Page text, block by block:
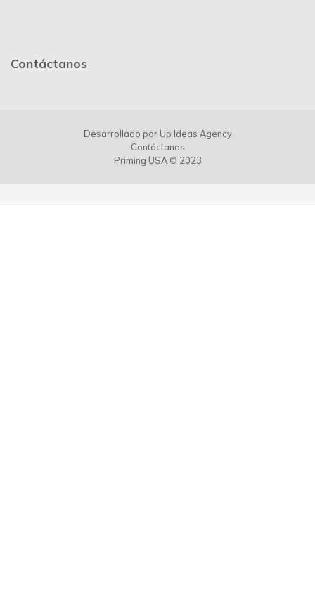
Contáctanos
Desarrollado por Up Ideas Agency
Contáctanos
Priming USA © 2023